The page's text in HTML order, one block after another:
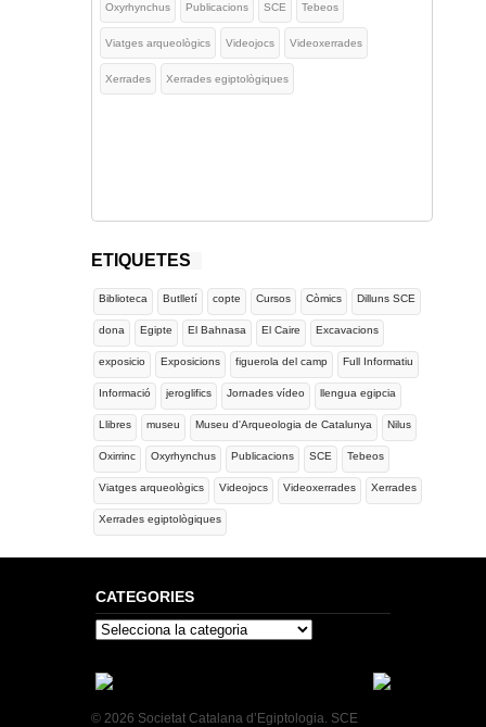
Oxyrhynchus Publicacions SCE Tebeos
Viatges arqueològics Videojocs Videoxerrades
Xerrades Xerrades egiptològiques
ETIQUETES
Biblioteca Butlletí copte Cursos Còmics Dilluns SCE
dona Egipte El Bahnasa El Caire Excavacions
exposicio Exposicions figuerola del camp Full Informatiu
Informació jeroglifics Jornades vídeo llengua egipcia
Llibres museu Museu d'Arqueologia de Catalunya Nilus
Oxirrinc Oxyrhynchus Publicacions SCE Tebeos
Viatges arqueològics Videojocs Videoxerrades Xerrades
Xerrades egiptològiques
CATEGORIES
Categories
© 2026 Societat Catalana d’Egiptologia. SCE